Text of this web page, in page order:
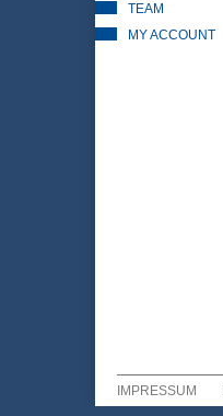
TEAM
MY ACCOUNT
IMPRESSUM